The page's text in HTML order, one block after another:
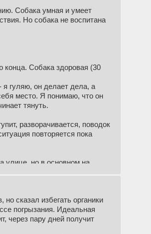
Собака умная и умеет
Но собака не воспитана
конца. Собака здоровая (30
гуляю, он делает дела, а
место. Я понимаю, что он
тянуть.
разворачивается, поводок
повторяется пока
улице, но в основном на
при этом он постоянно
его маркером и
сказал избегать органики
погрызания. Идеальная
через пару дней получит